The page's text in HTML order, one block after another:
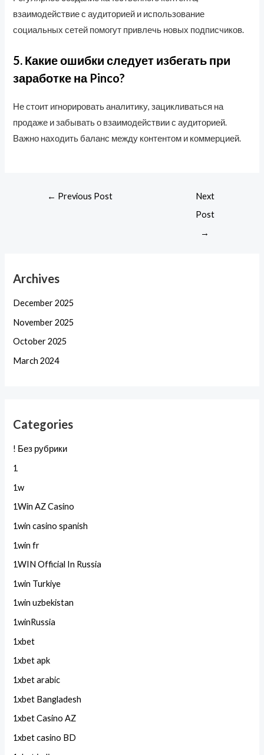
Archives
December 2025
November 2025
October 2025
March 2024
Categories
! Без рубрики
1
1w
1Win AZ Casino
1win casino spanish
1win fr
1WIN Official In Russia
1win Turkiye
1win uzbekistan
1winRussia
1xbet
1xbet apk
1xbet arabic
1xbet Bangladesh
1xbet Casino AZ
1xbet casino BD
взаимодействие с аудиторией и использование
социальных сетей помогут привлечь новых подписчиков.
5. Какие ошибки следует избегать при
заработке на Pinco?
Не стоит игнорировать аналитику, зацикливаться на
продаже и забывать о взаимодействии с аудиторией.
Важно находить баланс между контентом и коммерцией.
← Previous Post
Next
Post
→